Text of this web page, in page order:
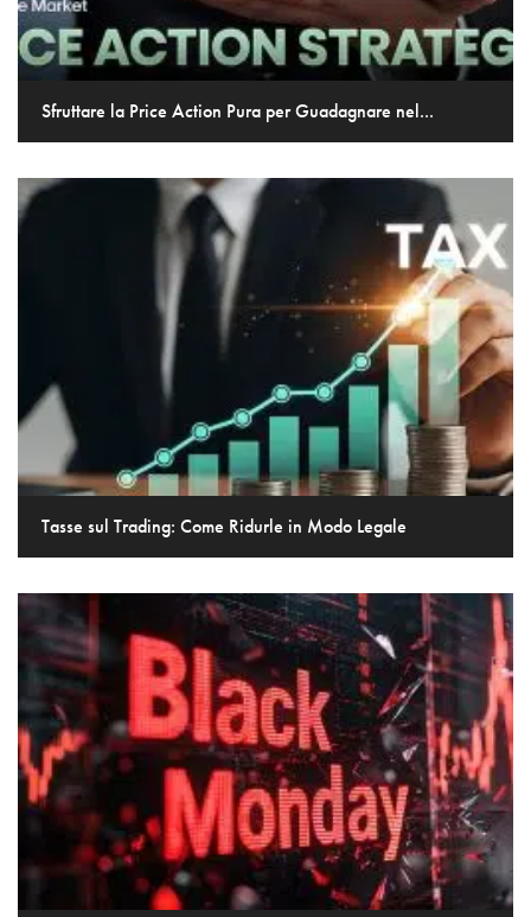
Sfruttare la Price Action Pura per Guadagnare nel...
Tasse sul Trading: Come Ridurle in Modo Legale